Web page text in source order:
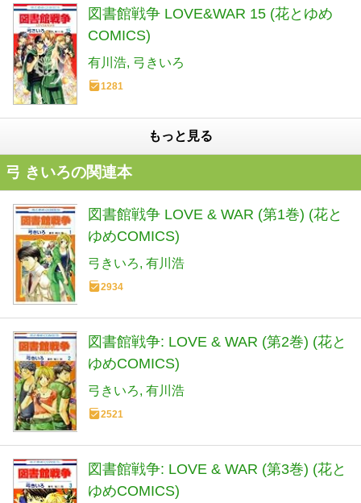
図書館戦争 LOVE&WAR 15 (花とゆめ
COMICS)
有川浩 弓きいろ
1281
もっと見る
弓 きいろの関連本
図書館戦争 LOVE & WAR (第1巻) (花と
ゆめCOMICS)
弓きいろ 有川浩
2934
図書館戦争: LOVE & WAR (第2巻) (花と
ゆめCOMICS)
弓きいろ 有川浩
2521
図書館戦争: LOVE & WAR (第3巻) (花と
ゆめCOMICS)